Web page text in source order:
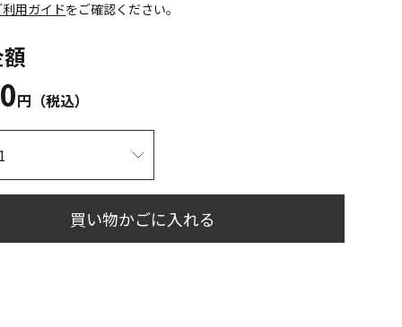
利用ガイドをご確認ください。
円（税込）
買い物かごに入れる